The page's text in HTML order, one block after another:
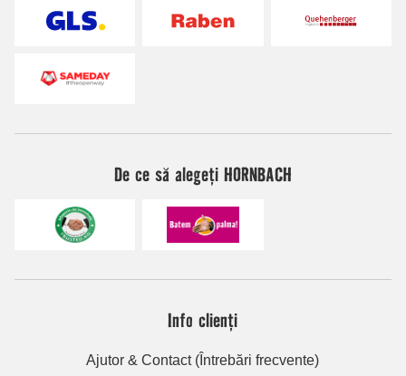
De ce să alegeți HORNBACH
Info clienți
Ajutor & Contact (Întrebări frecvente)